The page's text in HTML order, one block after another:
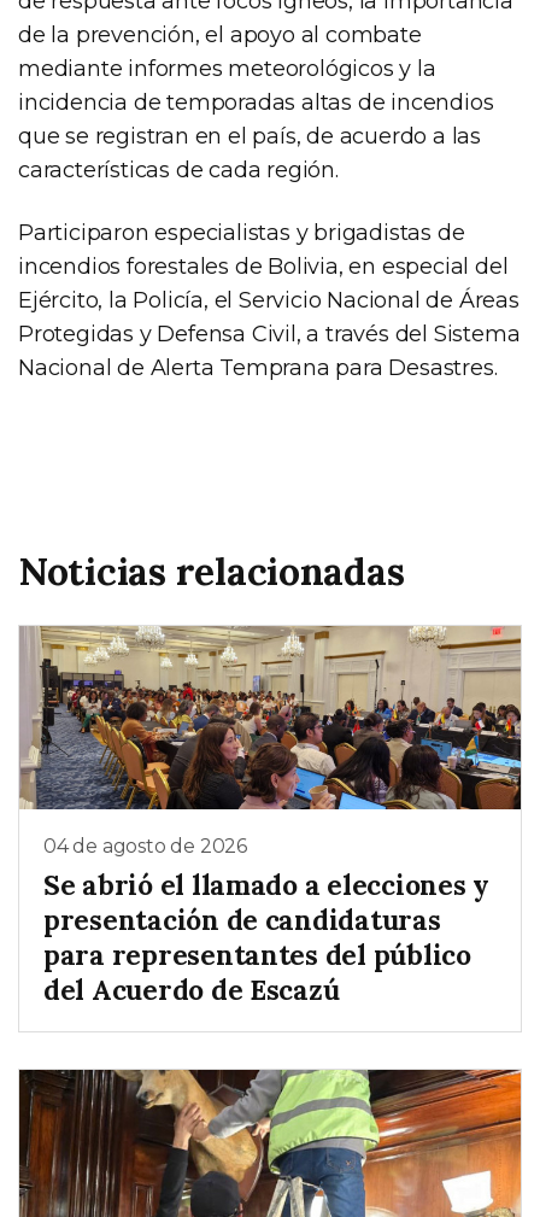
de la prevención, el apoyo al combate
mediante informes meteorológicos y la
incidencia de temporadas altas de incendios
que se registran en el país, de acuerdo a las
características de cada región.
Participaron especialistas y brigadistas de
incendios forestales de Bolivia, en especial del
Ejército, la Policía, el Servicio Nacional de Áreas
Protegidas y Defensa Civil, a través del Sistema
Nacional de Alerta Temprana para Desastres.
Noticias relacionadas
04 de agosto de 2026
Se abrió el llamado a elecciones y
presentación de candidaturas
para representantes del público
del Acuerdo de Escazú